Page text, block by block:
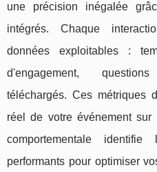
une précision inégalée
intégrés. Chaque
données exploitables :
d'engagement,
téléchargés. Ces métriques
réel de votre événement sur
comportementale
performants pour optimiser